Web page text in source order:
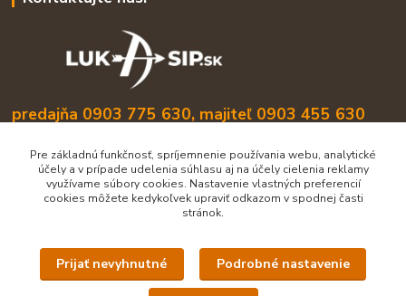
predajňa 0903 775 630, majiteľ 0903 455 630
info@lukasip.sk
Upravit sběr cookies.
Pre základnú funkčnosť, spríjemnenie používania webu, analytické
účely a v prípade udelenia súhlasu aj na účely cielenia reklamy
využívame súbory cookies. Nastavenie vlastných preferencií
cookies môžete kedykoľvek upraviť odkazom v spodnej časti
stránok.
Prijať nevyhnutné Podrobné nastavenie